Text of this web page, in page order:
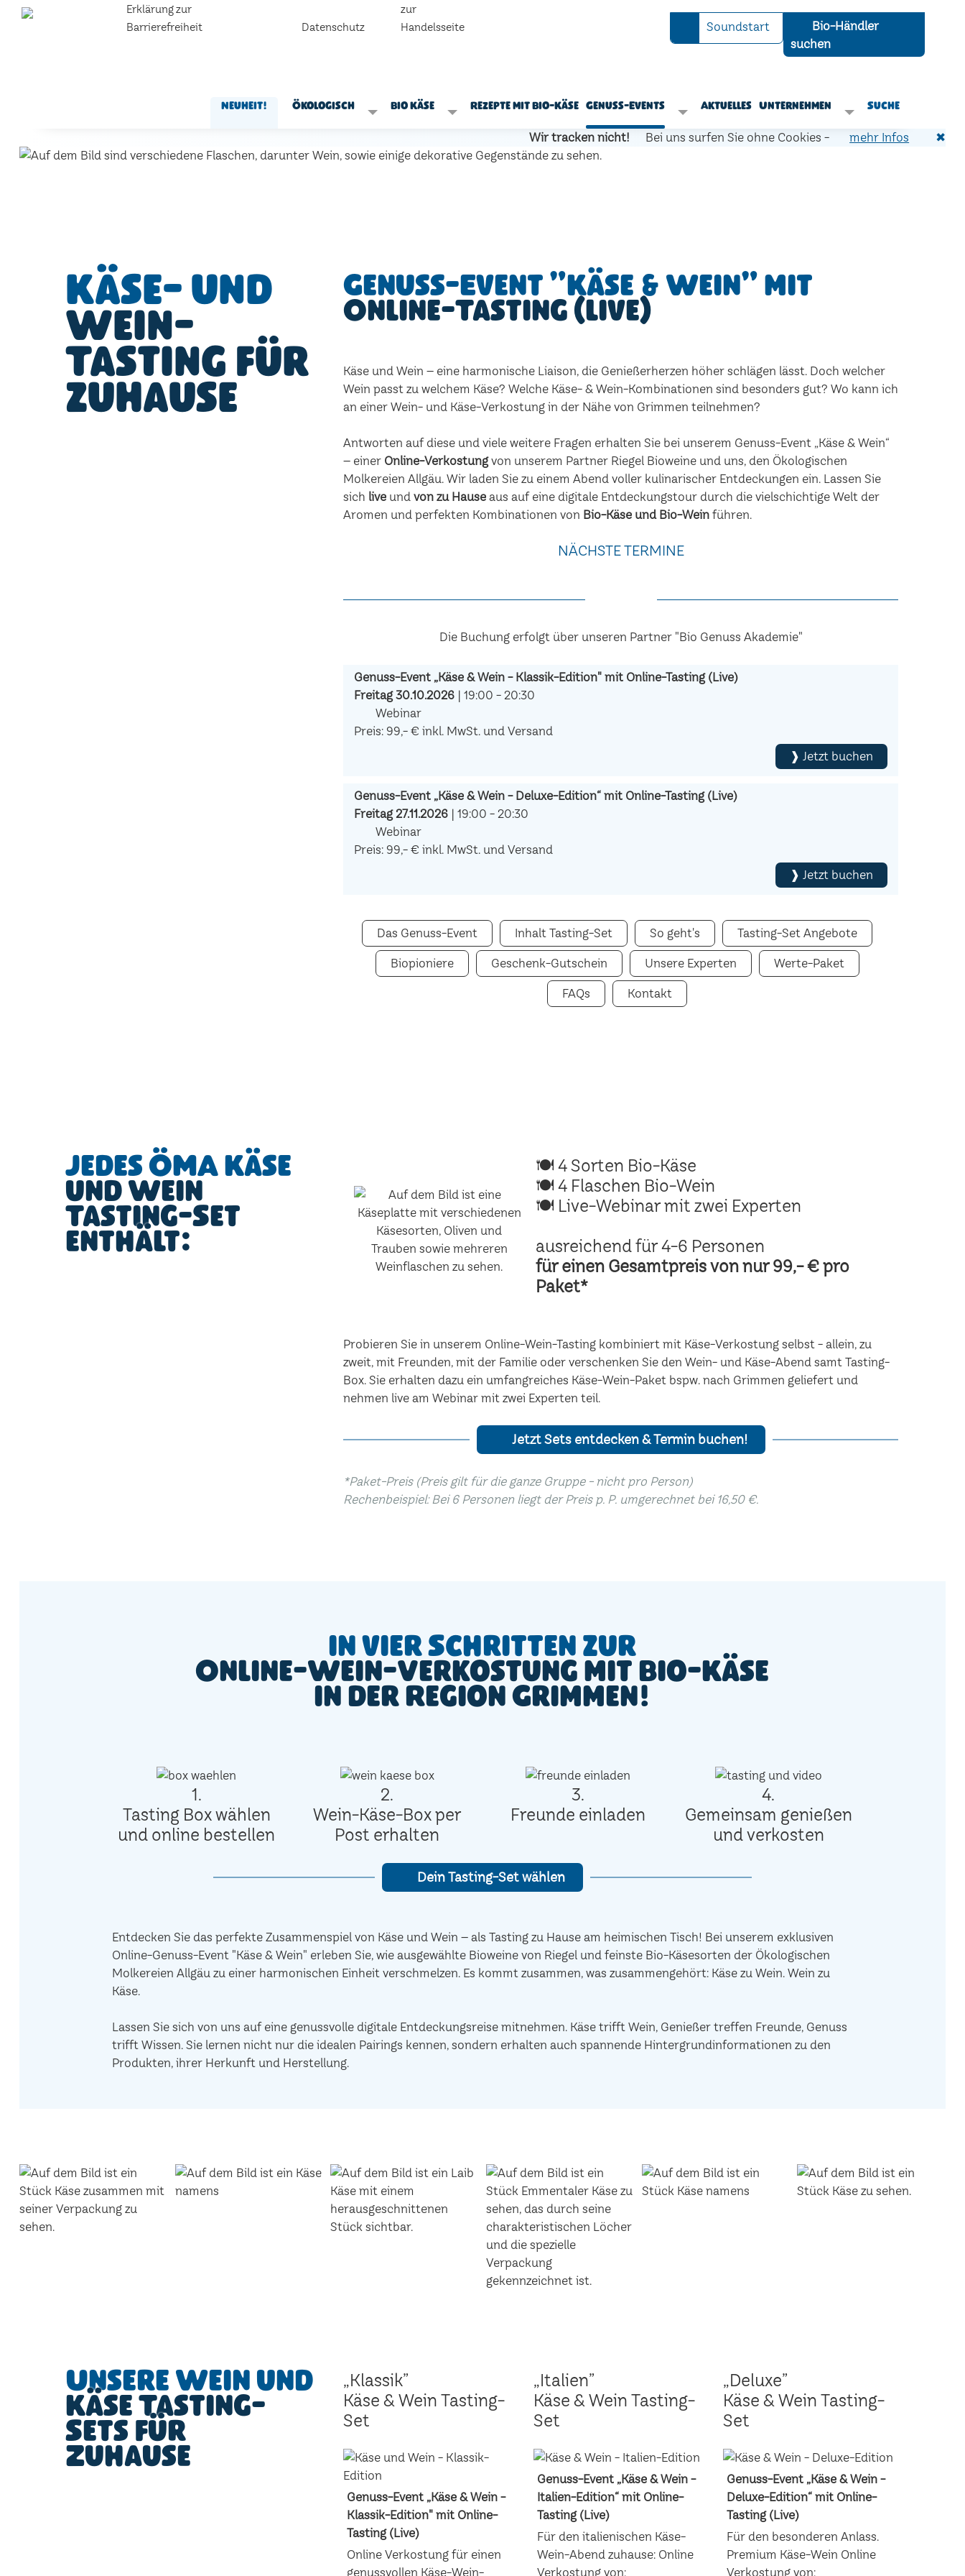
Erklärung zur
Barrierefreiheit
Datenschutz
zur
Handelsseite
Soundstart
Bio-Händler
suchen
Neuheit! Ökologisch Bio Käse Rezepte mit Bio-Käse Genuss-Events Aktuelles Unternehmen Suche
Wir tracken nicht! Bei uns surfen Sie ohne Cookies - mehr Infos ✖
Käse- und
Wein-
Tasting für
zuhause
Genuss-Event "Käse & Wein" mit
Online-Tasting (live)
Käse und Wein – eine harmonische Liaison, die Genießerherzen höher schlägen lässt. Doch welcher
Wein passt zu welchem Käse? Welche Käse- & Wein-Kombinationen sind besonders gut? Wo kann ich
an einer Wein- und Käse-Verkostung in der Nähe von Grimmen teilnehmen?
Antworten auf diese und viele weitere Fragen erhalten Sie bei unserem Genuss-Event „Käse & Wein“
– einer Online-Verkostungvon unserem Partner Riegel Bioweine und uns, den Ökologischen
Molkereien Allgäu. Wir laden Sie zu einem Abend voller kulinarischer Entdeckungen ein. Lassen Sie
sich live undvon zu Hause aus auf eine digitale Entdeckungstour durch die vielschichtige Welt der
Aromen und perfekten Kombinationen von Bio-Käse und Bio-Wein führen.
NÄCHSTE TERMINE
Die Buchung erfolgt über unseren Partner "Bio Genuss Akademie"
Genuss-Event „Käse & Wein - Klassik-Edition" mit Online-Tasting (Live)
Freitag 30.10.2026 | 19:00 - 20:30
Webinar
Preis: 99,- € inkl. MwSt. und Versand
❱ Jetzt buchen
Genuss-Event „Käse & Wein - Deluxe-Edition“ mit Online-Tasting (Live)
Freitag 27.11.2026 | 19:00 - 20:30
Webinar
Preis: 99,- € inkl. MwSt. und Versand
❱ Jetzt buchen
Das Genuss-Event Inhalt Tasting-Set So geht's Tasting-Set Angebote
Biopioniere Geschenk-Gutschein Unsere Experten Werte-Paket
FAQs Kontakt
Jedes ÖMA Käse
und Wein
Tasting-Set
enthält:
🍽 4 Sorten Bio-Käse
🍽 4 Flaschen Bio-Wein
🍽 Live-Webinar mit zwei Experten
ausreichend für 4-6 Personen
für einen Gesamtpreis von nur 99,- € pro
Paket*
Probieren Sie in unserem Online-Wein-Tasting kombiniert mit Käse-Verkostung selbst - allein, zu
zweit, mit Freunden, mit der Familie oder verschenken Sie den Wein- und Käse-Abend samt Tasting-
Box. Sie erhalten dazu ein umfangreiches Käse-Wein-Paket bspw. nach Grimmen geliefert und
nehmen live am Webinar mit zwei Experten teil.
Jetzt Sets entdecken & Termin buchen!
*Paket-Preis (Preis gilt für die ganze Gruppe - nicht pro Person)
Rechenbeispiel: Bei 6 Personen liegt der Preis p. P. umgerechnet bei 16,50 €.
In vier Schritten zur
Online-Wein-Verkostung mit Bio-Käse
in der Region Grimmen!
1.
Tasting Box wählen
und online bestellen
2.
Wein-Käse-Box per
Post erhalten
3.
Freunde einladen
4.
Gemeinsam genießen
und verkosten
Dein Tasting-Set wählen
Entdecken Sie das perfekte Zusammenspiel von Käse und Wein – als Tasting zu Hause am heimischen Tisch! Bei unserem exklusiven
Online-Genuss-Event "Käse & Wein" erleben Sie, wie ausgewählte Bioweine von Riegel und feinste Bio-Käsesorten der Ökologischen
Molkereien Allgäu zu einer harmonischen Einheit verschmelzen. Es kommt zusammen, was zusammengehört: Käse zu Wein. Wein zu
Käse.
Lassen Sie sich von uns auf eine genussvolle digitale Entdeckungsreise mitnehmen. Käse trifft Wein, Genießer treffen Freunde, Genuss
trifft Wissen. Sie lernen nicht nur die idealen Pairings kennen, sondern erhalten auch spannende Hintergrundinformationen zu den
Produkten, ihrer Herkunft und Herstellung.
Unsere Wein und
Käse Tasting-
Sets für
Zuhause
„Klassik”
Käse & Wein Tasting-
Set
Genuss-Event „Käse & Wein -
Klassik-Edition" mit Online-
Tasting (Live)
Online Verkostung für einen
genussvollen Käse-Wein-
„Italien”
Käse & Wein Tasting-
Set
Genuss-Event „Käse & Wein -
Italien-Edition“ mit Online-
Tasting (Live)
Für den italienischen Käse-
Wein-Abend zuhause: Online
Verkostung von:
„Deluxe”
Käse & Wein Tasting-
Set
Genuss-Event „Käse & Wein -
Deluxe-Edition“ mit Online-
Tasting (Live)
Für den besonderen Anlass.
Premium Käse-Wein Online
Verkostung von: